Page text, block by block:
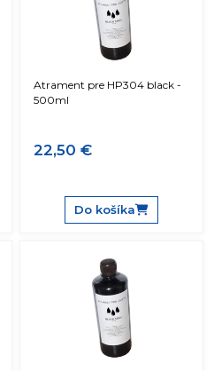
Atrament pre HP304 black -
500ml
22,50 €
Do košíka